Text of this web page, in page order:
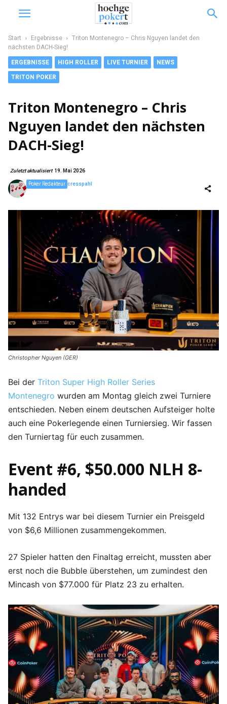
Start Ergebnisse
Triton Montenegro – Chris Nguyen landet den
nächsten DACH-Sieg!
ERGEBNISSE HIGH ROLLER LIVE TURNIER NEWS
TRITON POKER
Triton Montenegro – Chris
Nguyen landet den nächsten
DACH-Sieg!
Zuletzt aktualisiert 19. Mai 2026
cresspahl
Poker Redakteur
Christopher Nguyen (GER)
Bei der Triton Super High Roller Series
Montenegro wurden am Montag gleich zwei Turniere
entschieden. Neben einem deutschen Aufsteiger holte
auch eine Pokerlegende einen Turniersieg. Wir fassen
den Turniertag für euch zusammen.
Event #6, $50.000 NLH 8-
handed
Mit 132 Entrys war bei diesem Turnier ein Preisgeld
von $6,6 Millionen zusammengekommen.
27 Spieler hatten den Finaltag erreicht, mussten aber
erst noch die Bubble überstehen, um zumindest den
Mincash von $77.000 für Platz 23 zu erhalten.